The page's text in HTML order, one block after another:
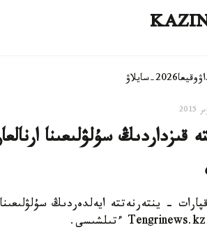
وقيعا2026-سايلاۋ
قىزداردىڭ سۇلۋلىعىنا
- ينتەرنەتتە ايەلدەردىڭ